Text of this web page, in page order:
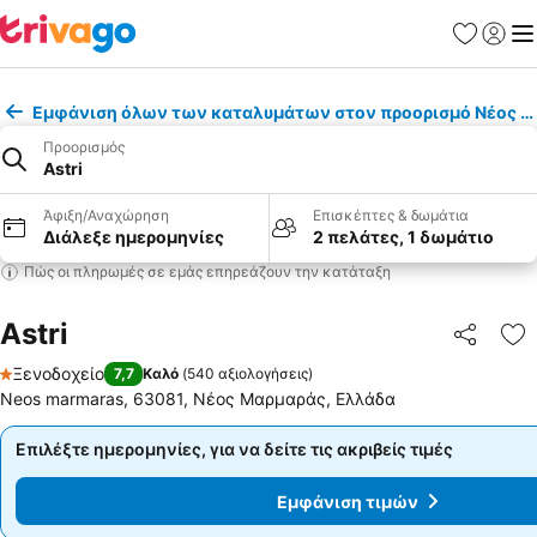
Εμφάνιση όλων των καταλυμάτων στον προορισμό Νέος
Προορισμός
Astri
Άφιξη/Αναχώρηση
Διάλεξε ημερομηνίες
Επισκέπτες & δωμάτια
2 πελάτες, 1 δωμάτιο
Πώς οι πληρωμές σε εμάς επηρεάζουν την κατάταξη
Astri
1 Αστέρια
Ξενοδοχείο 7,7 Καλό (540 αξιολογήσεις)
Neos marmaras, 63081, Νέος Μαρμαράς, Ελλάδα
Επιλέξτε ημερομηνίες, για να δείτε τις ακριβείς τιμές
Εμφάνιση τιμών
Επιλέξτε ημερομηνίες, για να δείτε τις ακριβείς τιμές
Εμφάνιση τιμών